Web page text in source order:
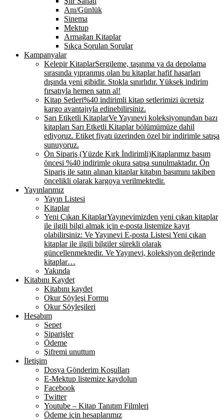
Anı/Günlük
Sinema
Mektup
Armağan Kitaplar
Sıkça Sorulan Sorular
Kampanyalar
Kelepir KitaplarSergileme, taşınma ya da depolama
sırasında yıpranmış olan bu kitaplar hafif hasarları
dışında yeni gibidir. Stokla sınırlıdır. Yüksek indirim
fırsatıyla hemen satın al!
Kitap Setleri%40 indirimli kitap setlerimizi ücretsiz
kargo avantajıyla edinebilirsiniz.
Sarı Etiketli KitaplarVe Yayınevi koleksiyonundan bazı
kitapları Sarı Etketli Kitaplar bölümümüze dahil
ediyoruz. Etiket fiyatı üzerinden özel bir indirimle satışa
sunuyoruz.
Ön Sipariş (Yüzde Kırk İndirimli)Kitaplarımız basım
öncesi %40 indirimle okura satışa sunulmaktadır. Ön
Sipariş ile satın alınan kitaplar kitabın basımını takiben
öncelikli olarak kargoya verilmektedir.
Yayınlarımız
Yayın Listesi
Kitaplar
Yeni Çıkan KitaplarYayınevimizden yeni çıkan kitaplar
ile ilgili bilgi almak için e-posta listemize kayıt
olabilirsiniz: Ve Yayınevi E-posta Listesi Yeni çıkan
kitaplar ile ilgili bilgiler sürekli olarak
güncellenmektedir. Ve Yayınevi, koleksiyon değerinde
kitaplar…
Yakında
Kitabını Kaydet
Kitabını kaydet
Okur Söyleşi Formu
Okur Söyleşileri
Hesabım
Sepet
Siparişler
Ödeme
Şifremi unuttum
İletişim
Dosya Gönderim Koşulları
E-Mektup listemize kaydolun
Facebook
Twitter
Youtube – Kitap Tanıtım Filmleri
Ödeme için hesaplarımız